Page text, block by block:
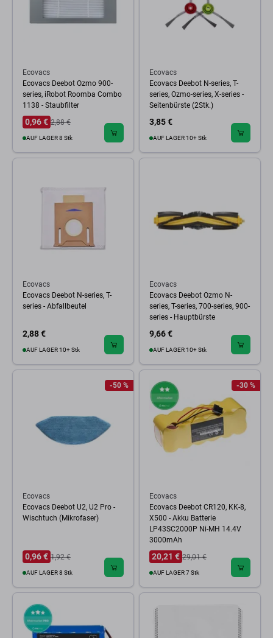
Ecovacs
Ecovacs Deebot Ozmo 900-
series, iRobot Roomba Combo
1138 - Staubfilter
0,96 € 2,88 €
AUF LAGER 8 Stk
Ecovacs
Ecovacs Deebot N-series, T-
series, Ozmo-series, X-series -
Seitenbürste (2Stk.)
3,85 €
AUF LAGER 10+ Stk
Ecovacs
Ecovacs Deebot N-series, T-
series - Abfallbeutel
2,88 €
AUF LAGER 10+ Stk
Ecovacs
Ecovacs Deebot Ozmo N-
series, T-series, 700-series, 900-
series - Hauptbürste
9,66 €
AUF LAGER 10+ Stk
-50 %
Ecovacs
Ecovacs Deebot U2, U2 Pro -
Wischtuch (Mikrofaser)
0,96 € 1,92 €
AUF LAGER 8 Stk
-30 %
Ecovacs
Ecovacs Deebot CR120, KK-8,
X500 - Akku Batterie
LP43SC2000P Ni-MH 14.4V
3000mAh
20,21 € 29,01 €
AUF LAGER 7 Stk